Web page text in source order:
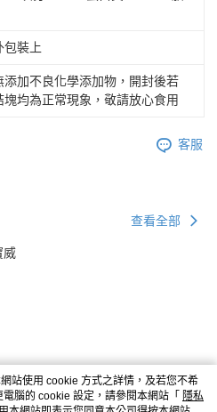
包裝上
添加不良化學添加物，開封後若
塊均為正常現象，敬請放心食用
客服
查看全部
威
站使用 cookie 方式之詳情，及若您不希
腦的 cookie 設定，請參閱本網站「 隱私